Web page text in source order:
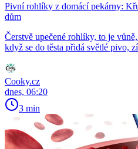
Pivní rohlíky z domácí pekárny:
dům
Čerstvě upečené rohlíky, to je
když se do těsta přidá světlé pivo,
Cooky.cz
dnes, 06:20
3 min